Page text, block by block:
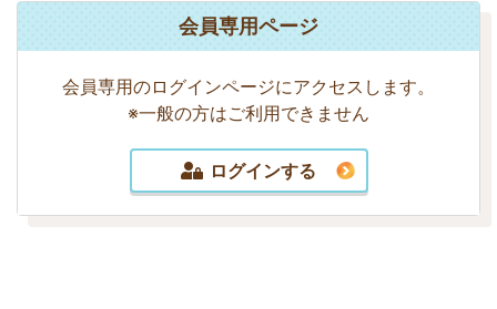
会員専用ページ
会員専用のログインページにアクセスします。
※一般の方はご利用できません
ログインする